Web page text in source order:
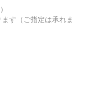
す（ご指定は承れま